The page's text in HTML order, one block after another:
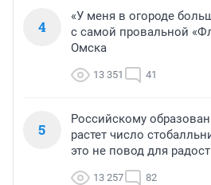
4
«У меня в огороде
с самой провальной
Омска
13 351 41
5
Российскому
растет число
это не повод для
13 257 82